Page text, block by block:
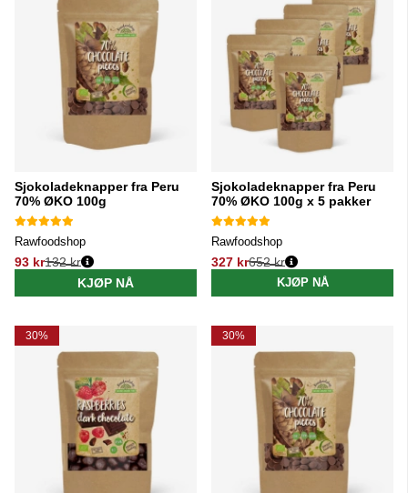
Sjokoladeknapper fra Peru
70% ØKO 100g
Rawfoodshop
93 kr
Vanlig pris:
132 kr
KJØP NÅ
Sjokoladeknapper fra Peru
70% ØKO 100g x 5 pakker
Rawfoodshop
327 kr
Vanlig pris:
652 kr
KJØP NÅ
30% 30%